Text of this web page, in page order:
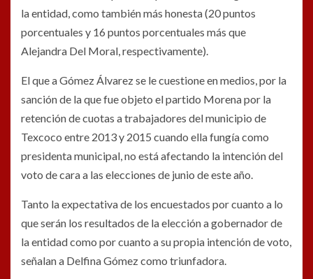
la entidad, como también más honesta (20 puntos
porcentuales y 16 puntos porcentuales más que
Alejandra Del Moral, respectivamente).
El que a Gómez Álvarez se le cuestione en medios, por la
sanción de la que fue objeto el partido Morena por la
retención de cuotas a trabajadores del municipio de
Texcoco entre 2013 y 2015 cuando ella fungía como
presidenta municipal, no está afectando la intención del
voto de cara a las elecciones de junio de este año.
Tanto la expectativa de los encuestados por cuanto a lo
que serán los resultados de la elección a gobernador de
la entidad como por cuanto a su propia intención de voto,
señalan a Delfina Gómez como triunfadora.